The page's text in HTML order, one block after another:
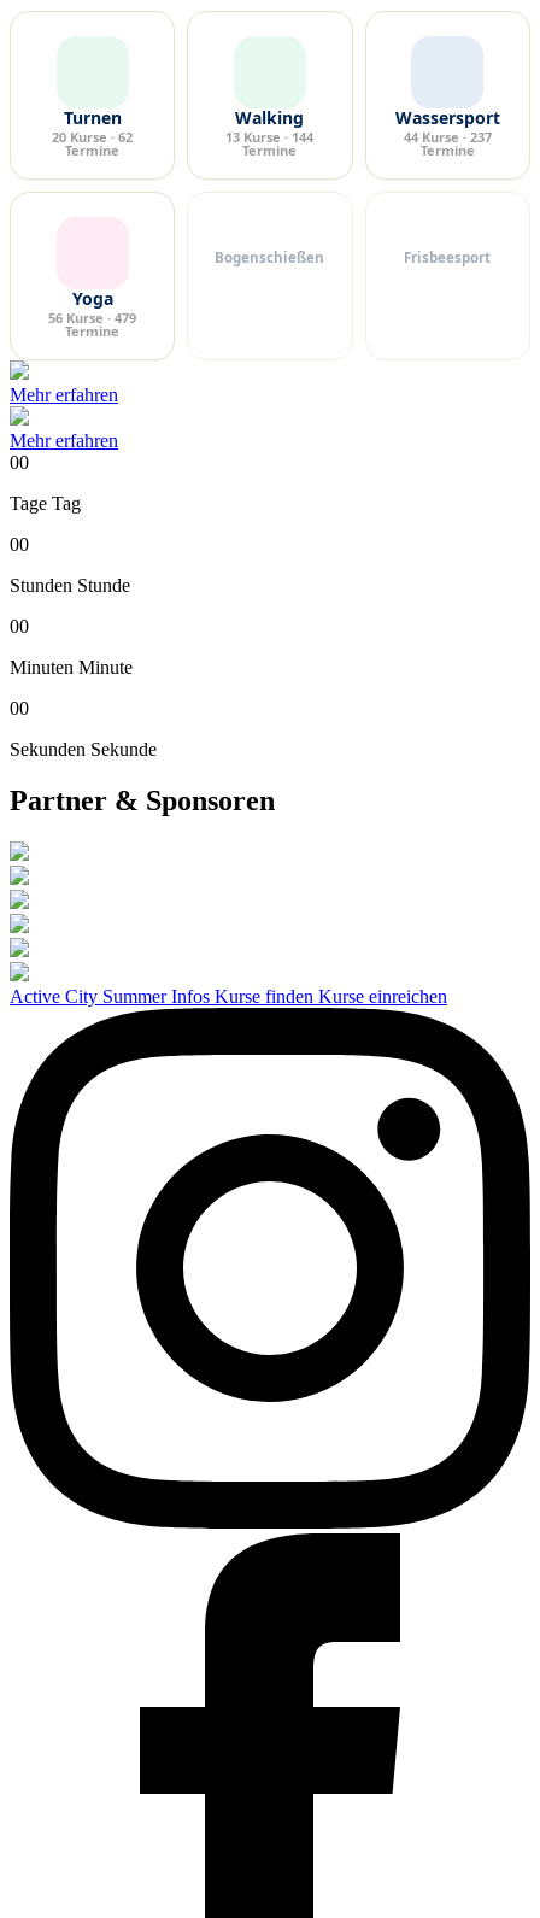
Turnen
20 Kurse · 62
Termine
Walking
13 Kurse · 144
Termine
Wassersport
44 Kurse · 237
Termine
Yoga
56 Kurse · 479
Termine
Bogenschießen Frisbeesport
Mehr erfahren
Mehr erfahren
00
Tage Tag
00
Stunden Stunde
00
Minuten Minute
00
Sekunden Sekunde
Partner & Sponsoren
Active City SummerInfos Kurse finden Kurse einreichen